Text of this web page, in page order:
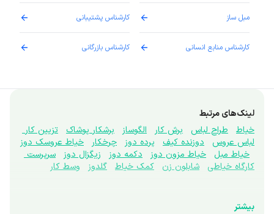
مبل ساز
کارشناس منابع انسانی
کارشناس پشتیبانی
کارشناس بازرگانی
لینک‌های مرتبط
خیاط
طراح لباس برش کار الگوساز برشکار پوشاک
تزیین کار
لباس عروس
دوزنده کیف پرده دوز چرخکار
خیاط عروسک دوز
خیاط مبل
خیاط مزون دوز دکمه دوز زیگزال دوز
سرپرست
کارگاه خیاطی
شابلون زن کمک خیاط گلدوز وسط کار
بیشتر